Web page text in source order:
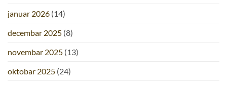
januar 2026 (14)
decembar 2025 (8)
novembar 2025 (13)
oktobar 2025 (24)